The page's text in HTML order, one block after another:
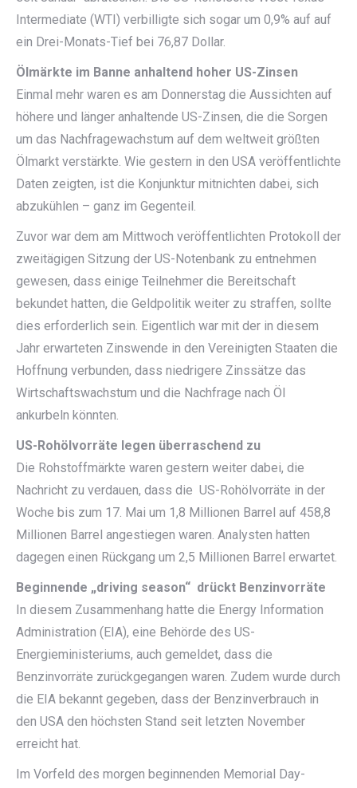
Intermediate (WTI) verbilligte sich sogar um 0,9% auf auf
ein Drei-Monats-Tief bei 76,87 Dollar.
Ölmärkte im Banne anhaltend hoher US-Zinsen
Einmal mehr waren es am Donnerstag die Aussichten auf
höhere und länger anhaltende US-Zinsen, die die Sorgen
um das Nachfragewachstum auf dem weltweit größten
Ölmarkt verstärkte. Wie gestern in den USA veröffentlichte
Daten zeigten, ist die Konjunktur mitnichten dabei, sich
abzukühlen – ganz im Gegenteil.
Zuvor war dem am Mittwoch veröffentlichten Protokoll der
zweitägigen Sitzung der US-Notenbank zu entnehmen
gewesen, dass einige Teilnehmer die Bereitschaft
bekundet hatten, die Geldpolitik weiter zu straffen, sollte
dies erforderlich sein. Eigentlich war mit der in diesem
Jahr erwarteten Zinswende in den Vereinigten Staaten die
Hoffnung verbunden, dass niedrigere Zinssätze das
Wirtschaftswachstum und die Nachfrage nach Öl
ankurbeln könnten.
US-Rohölvorräte legen überraschend zu
Die Rohstoffmärkte waren gestern weiter dabei, die
Nachricht zu verdauen, dass die US-Rohölvorräte in der
Woche bis zum 17. Mai um 1,8 Millionen Barrel auf 458,8
Millionen Barrel angestiegen waren. Analysten hatten
dagegen einen Rückgang um 2,5 Millionen Barrel erwartet.
Beginnende „driving season“ drückt Benzinvorräte
In diesem Zusammenhang hatte die Energy Information
Administration (EIA), eine Behörde des US-
Energieministeriums, auch gemeldet, dass die
Benzinvorräte zurückgegangen waren. Zudem wurde durch
die EIA bekannt gegeben, dass der Benzinverbrauch in
den USA den höchsten Stand seit letzten November
erreicht hat.
Im Vorfeld des morgen beginnenden Memorial Day-